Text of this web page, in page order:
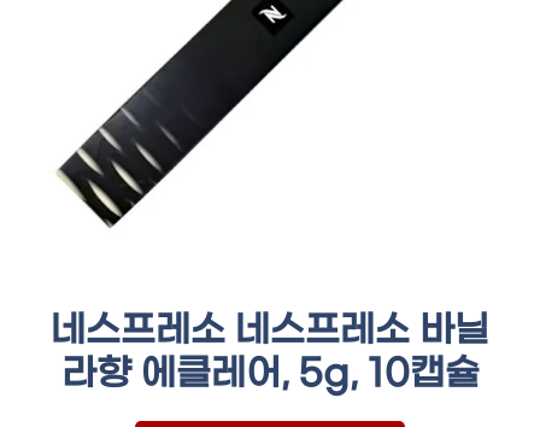
네스프레소 네스프레소 바닐
라향 에클레어, 5g, 10캡슐